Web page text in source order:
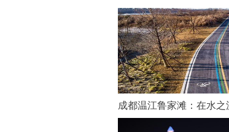
成都温江鲁家滩：在水之